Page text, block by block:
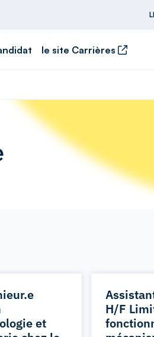
le site Carrières
et
H/F